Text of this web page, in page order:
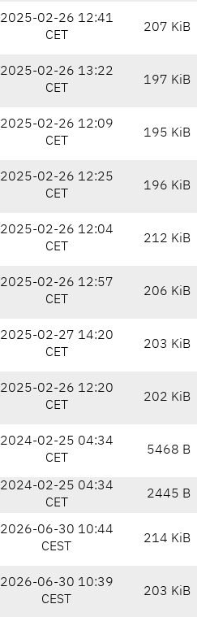
2025-02-26 12:41
CET
207 KiB
2025-02-26 13:22
CET
197 KiB
2025-02-26 12:09
CET
195 KiB
2025-02-26 12:25
CET
196 KiB
2025-02-26 12:04
CET
212 KiB
2025-02-26 12:57
CET
206 KiB
2025-02-27 14:20
CET
203 KiB
2025-02-26 12:20
CET
202 KiB
2024-02-25 04:34
CET
5468 B
2024-02-25 04:34
CET
2445 B
2026-06-30 10:44
CEST
214 KiB
2026-06-30 10:39
CEST
203 KiB